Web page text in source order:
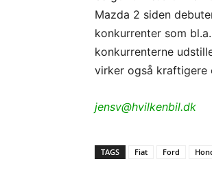
Mazda 2 siden
konkurrenter som
konkurrenterne
virker også kraftigere
jensv@hvilkenbil.dk
TAGS Fiat Ford